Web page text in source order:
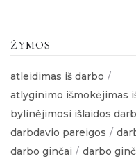
ŽYMOS
atleidimas iš darbo
atlyginimo išmokėjimas
bylinėjimosi išlaidos
darbdavio pareigos
darbo ginčai
darbo